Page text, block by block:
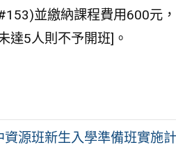
並繳納課程費用600元
達5人則不予開班]。
源班新生入學準備班實施